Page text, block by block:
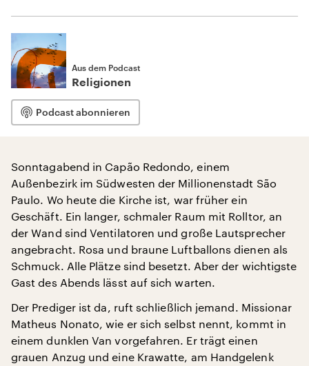
Aus dem Podcast
Religionen
Podcast abonnieren
Sonntagabend in Capão Redondo, einem
Außenbezirk im Südwesten der Millionenstadt São
Paulo. Wo heute die Kirche ist, war früher ein
Geschäft. Ein langer, schmaler Raum mit Rolltor, an
der Wand sind Ventilatoren und große Lautsprecher
angebracht. Rosa und braune Luftballons dienen als
Schmuck. Alle Plätze sind besetzt. Aber der wichtigste
Gast des Abends lässt auf sich warten.
Der Prediger ist da, ruft schließlich jemand. Missionar
Matheus Nonato, wie er sich selbst nennt, kommt in
einem dunklen Van vorgefahren. Er trägt einen
grauen Anzug und eine Krawatte, am Handgelenk